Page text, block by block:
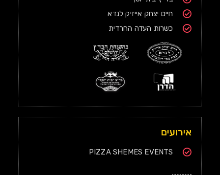
חיים יצחק אייזיק לנדא
כשרות העדה החרדית
אירועים
PIZZA SHEMES EVENTS